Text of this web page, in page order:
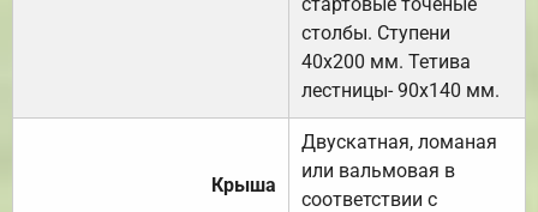
столбы. Ступени
40х200 мм. Тетива
лестницы- 90х140 мм.
Крыша
Двускатная, ломаная
или вальмовая в
соответствии с